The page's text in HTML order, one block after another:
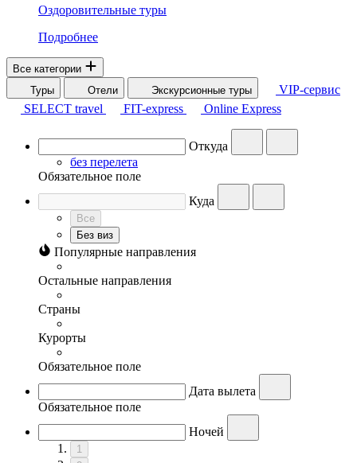
Оздоровительные туры
Подробнее
Все категории
Туры
Отели Экскурсионные туры
VIP-сервис
SELECT travel
FIT-express Online Express
Откуда
без перелета
Обязательное поле
Куда
Все
Без виз
Популярные направления
Остальные направления
Страны
Курорты
Обязательное поле
Дата вылета
Обязательное поле
Ночей
1